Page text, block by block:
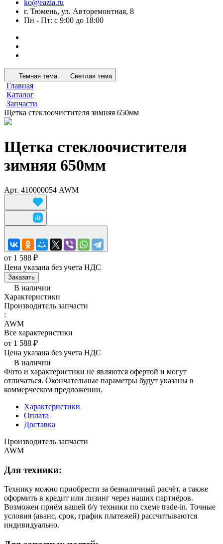
ko@eazia.ru
г. Тюмень, ул. Авторемонтная, 8
Пн - Пт: с 9:00 до 18:00
Темная тема Светлая тема
Главная
Каталог
Запчасти
Щетка стеклоочистителя зимняя 650мм
Щетка стеклоочистителя
зимняя 650мм
Арт. 410000054 AWM
от 1 588 ₽
Цена указана без учета НДС
Заказать
В наличии
Характеристики
Производитель запчасти
:
AWM
Все характеристики
от 1 588 ₽
Цена указана без учета НДС
В наличии
Фото и характеристики не являются офертой и могут
отличаться. Окончательные параметры будут указаны в
коммерческом предложении.
Характеристики
Оплата
Доставка
Производитель запчасти
AWM
Для техники:
Технику можно приобрести за безналичный расчёт, а также
оформить в кредит или лизинг через наших партнёров.
Возможен приём вашей б/у техники по схеме trade-in. Точные
условия (аванс, срок, график платежей) рассчитываются
индивидуально.